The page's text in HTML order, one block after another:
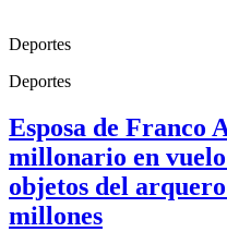
Deportes
Deportes
Esposa de Franco
millonario en
objetos del
millones